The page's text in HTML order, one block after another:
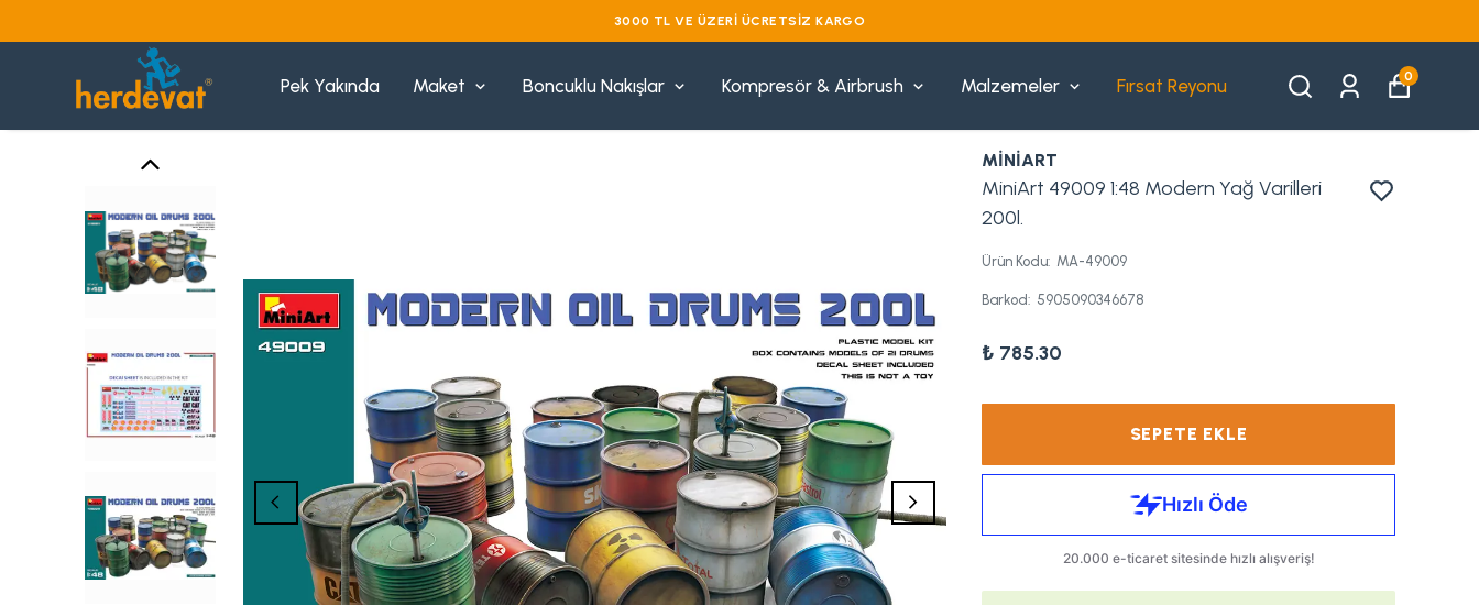
VADE FARKSIZ 3 TAKSIT
Pek Yakında Maket Boncuklu Nakışlar Kompresör & Airbrush Malzemeler Fırsat Reyonu 0
MİNİART
MiniArt 49009 1:48 Modern Yağ Varilleri
200l.
Ürün Kodu: MA-49009
Barkod: 5905090346678
₺ 785.30
SEPETE EKLE